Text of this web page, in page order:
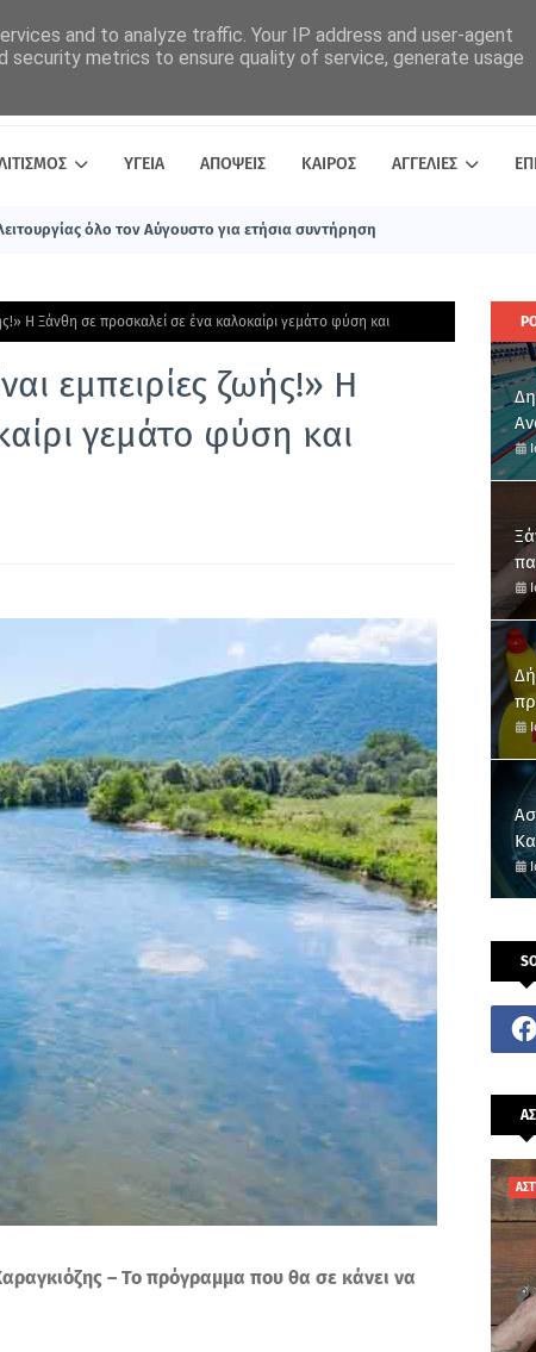
ΥΓΕΙΑ ΑΠΟΨΕΙΣ ΚΑΙΡΟΣ ΑΓΓΕΛΙΕΣ
όλο τον Αύγουστο για ετήσια συντήρηση
Η Ξάνθη σε προσκαλεί σε ένα καλοκαίρι γεμάτο φύση και
εμπειρίες ζωής!» Η
γεμάτο φύση και
– Το πρόγραμμα που θα σε κάνει να
and to analyze traffic. Your IP address and user-agent
security metrics to ensure quality of service, generate usage